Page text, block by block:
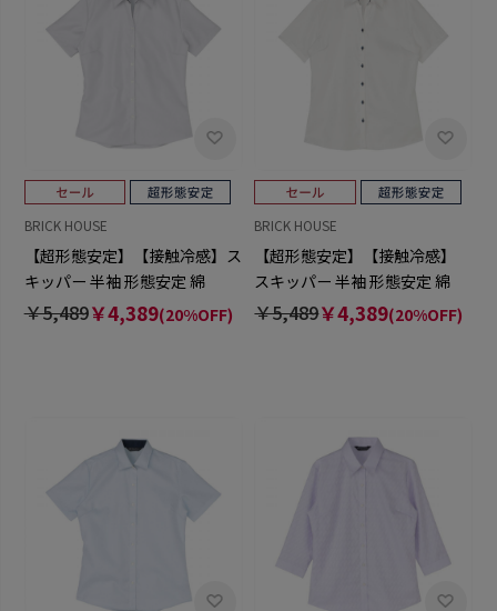
BRICK HOUSE
【超形態安定】【接触冷感】ス
キッパー 半袖 形態安定 綿
100% レディースシャツ
￥5,489￥4,389(20%OFF)
BRICK HOUSE
【超形態安定】【接触冷感】
スキッパー 半袖 形態安定 綿
100% レディースシャツ
￥5,489￥4,389(20%OFF)